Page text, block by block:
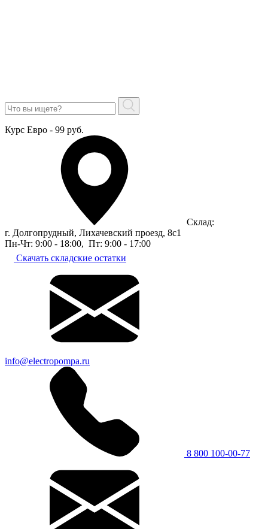
Курс Евро - 99 руб.
Склад:
г. Долгопрудный, Лихачевский проезд, 8c1
Пн-Чт: 9:00 - 18:00, Пт: 9:00 - 17:00
Скачать складские остатки
info@electropompa.ru
8 800 100-00-77